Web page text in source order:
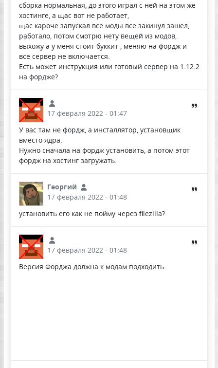
сборка нормальная, до этого играл с ней на этом же
хостинге, а щас вот не работает,
щас кароче запускал все моды все закинул зашел,
работало, потом смотрю нету вещей из модов,
выхожу а у меня стоит буккит , меняю на фордж и
все сервер не включается.
Есть может инструкция или готовый сервер на 1.12.2
на фордже?
17 февраля 2022 - 01:47
У вас там не фордж, а инсталлятор, установщик
вместо ядра.
Нужно сначала на фордж установить, а потом этот
фордж на хостинг загружать.
Георгий
17 февраля 2022 - 01:48
установить его как не пойму через filezilla?
17 февраля 2022 - 01:48
Версия Форджа должна к модам подходить.